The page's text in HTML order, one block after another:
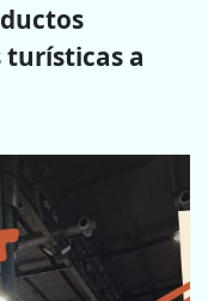
turísticas a